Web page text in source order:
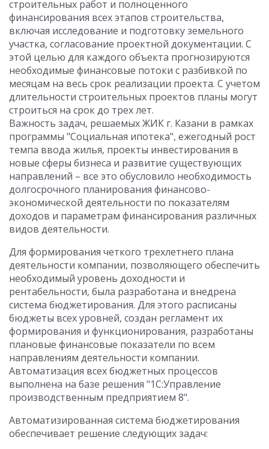
строительных работ и полноценного
финансирования всех этапов строительства,
включая исследование и подготовку земельного
участка, согласование проектной документации. С
этой целью для каждого объекта прогнозируются
необходимые финансовые потоки с разбивкой по
месяцам на весь срок реализации проекта. С учетом
длительности строительных проектов планы могут
строиться на срок до трех лет.
Важность задач, решаемых ЖИК г. Казани в рамках
программы "Социальная ипотека", ежегодный рост
темпа ввода жилья, проекты инвестирования в
новые сферы бизнеса и развитие существующих
направлений – все это обусловило необходимость
долгосрочного планирования финансово-
экономической деятельности по показателям
доходов и параметрам финансирования различных
видов деятельности.
Для формирования четкого трехлетнего плана
деятельности компании, позволяющего обеспечить
необходимый уровень доходности и
рентабельности, была разработана и внедрена
система бюджетирования. Для этого расписаны
бюджеты всех уровней, создан регламент их
формирования и функционирования, разработаны
плановые финансовые показатели по всем
направлениям деятельности компании.
Автоматизация всех бюджетных процессов
выполнена на базе решения "1С:Управление
производственным предприятием 8".
Автоматизированная система бюджетирования
обеспечивает решение следующих задач: